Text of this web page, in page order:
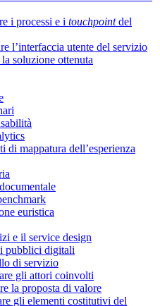
i processi e i touchpointdel
l’interfaccia utente del servizio
soluzione ottenuta
di mappatura dell’esperienza
euristica
e il service design
pubblici digitali
di servizio
gli attori coinvolti
la proposta di valore
gli elementi costitutivi del